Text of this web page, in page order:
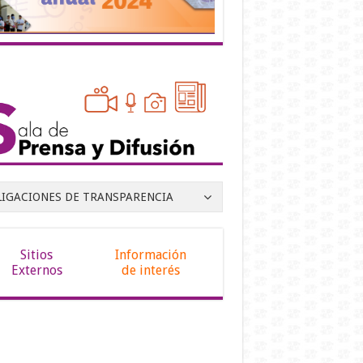
DE TRANSPARENCIA
Sitios
Externos
Información
de interés